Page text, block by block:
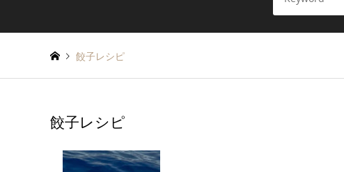
餃子レシピ
餃子レシピ